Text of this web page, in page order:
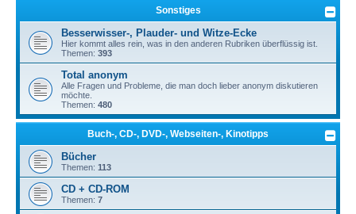
Sonstiges
Besserwisser-, Plauder- und Witze-Ecke
Hier kommt alles rein, was in den anderen Rubriken überflüssig ist.
Themen: 393
Total anonym
Alle Fragen und Probleme, die man doch lieber anonym diskutieren
möchte.
Themen: 480
Buch-, CD-, DVD-, Webseiten-, Kinotipps
Bücher
Themen: 113
CD + CD-ROM
Themen: 7